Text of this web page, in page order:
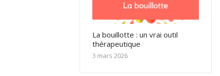
La bouillotte : un vrai outil
thérapeutique
3 mars 2026